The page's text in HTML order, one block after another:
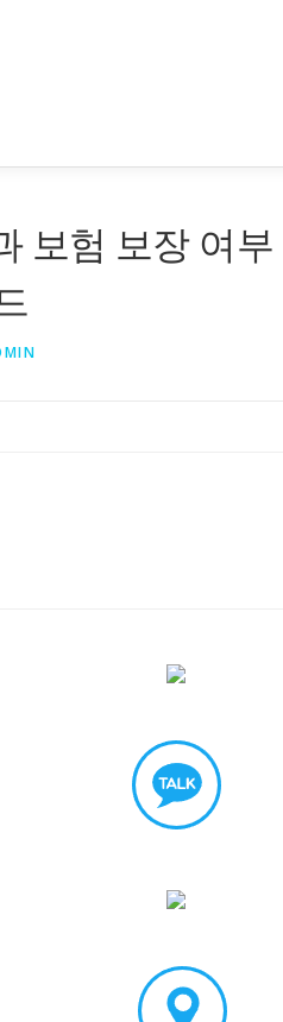
보험 보장 여